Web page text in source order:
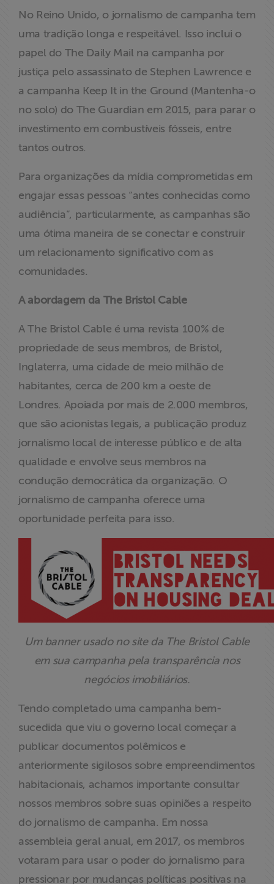
No Reino Unido, o jornalismo de campanha tem
uma tradição longa e respeitável. Isso inclui o
papel do The Daily Mail na campanha por
justiça pelo assassinato de Stephen Lawrence e
a campanha Keep It in the Ground (Mantenha-o
no solo) do The Guardian em 2015, para parar o
investimento em combustíveis fósseis, entre
tantos outros.
Para organizações da mídia comprometidas em
engajar essas pessoas “antes conhecidas como
audiência”, particularmente, as campanhas são
uma ótima maneira de se conectar e construir
um relacionamento significativo com as
comunidades.
A abordagem da The Bristol Cable
A The Bristol Cable é uma revista 100% de
propriedade de seus membros, de Bristol,
Inglaterra, uma cidade de meio milhão de
habitantes, cerca de 200 km a oeste de
Londres. Apoiada por mais de 2.000 membros,
que são acionistas legais, a publicação produz
jornalismo local de interesse público e de alta
qualidade e envolve seus membros na
condução democrática da organização. O
jornalismo de campanha oferece uma
oportunidade perfeita para isso.
Um banner usado no site da The Bristol Cable
em sua campanha pela transparência nos
negócios imobiliários.
Tendo completado uma campanha bem-
sucedida que viu o governo local começar a
publicar documentos polêmicos e
anteriormente sigilosos sobre empreendimentos
habitacionais, achamos importante consultar
nossos membros sobre suas opiniões a respeito
do jornalismo de campanha. Em nossa
assembleia geral anual, em 2017, os membros
votaram para usar o poder do jornalismo para
pressionar por mudanças políticas positivas na